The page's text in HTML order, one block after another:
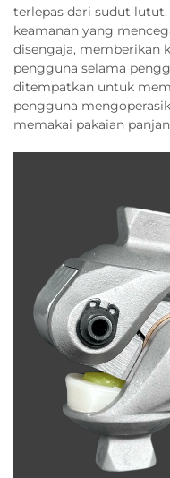
terlepas dari sudut
keamanan yang
disengaja, memberikan
pengguna selama
ditempatkan untuk
pengguna
memakai pakaian